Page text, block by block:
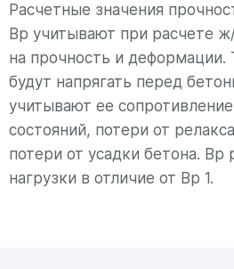
Расчетные значения
Вр учитывают при расчете
на прочность и деформации.
будут напрягать перед
учитывают ее
состояний, потери от
потери от усадки бетона. Вр
нагрузки в отличие от Вр 1.